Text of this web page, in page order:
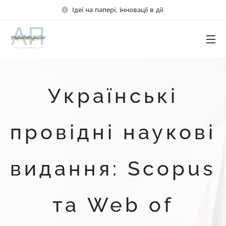
Ідеї на папері, інновації в дії.
Українські
провідні наукові
видання: Scopus
та Web of